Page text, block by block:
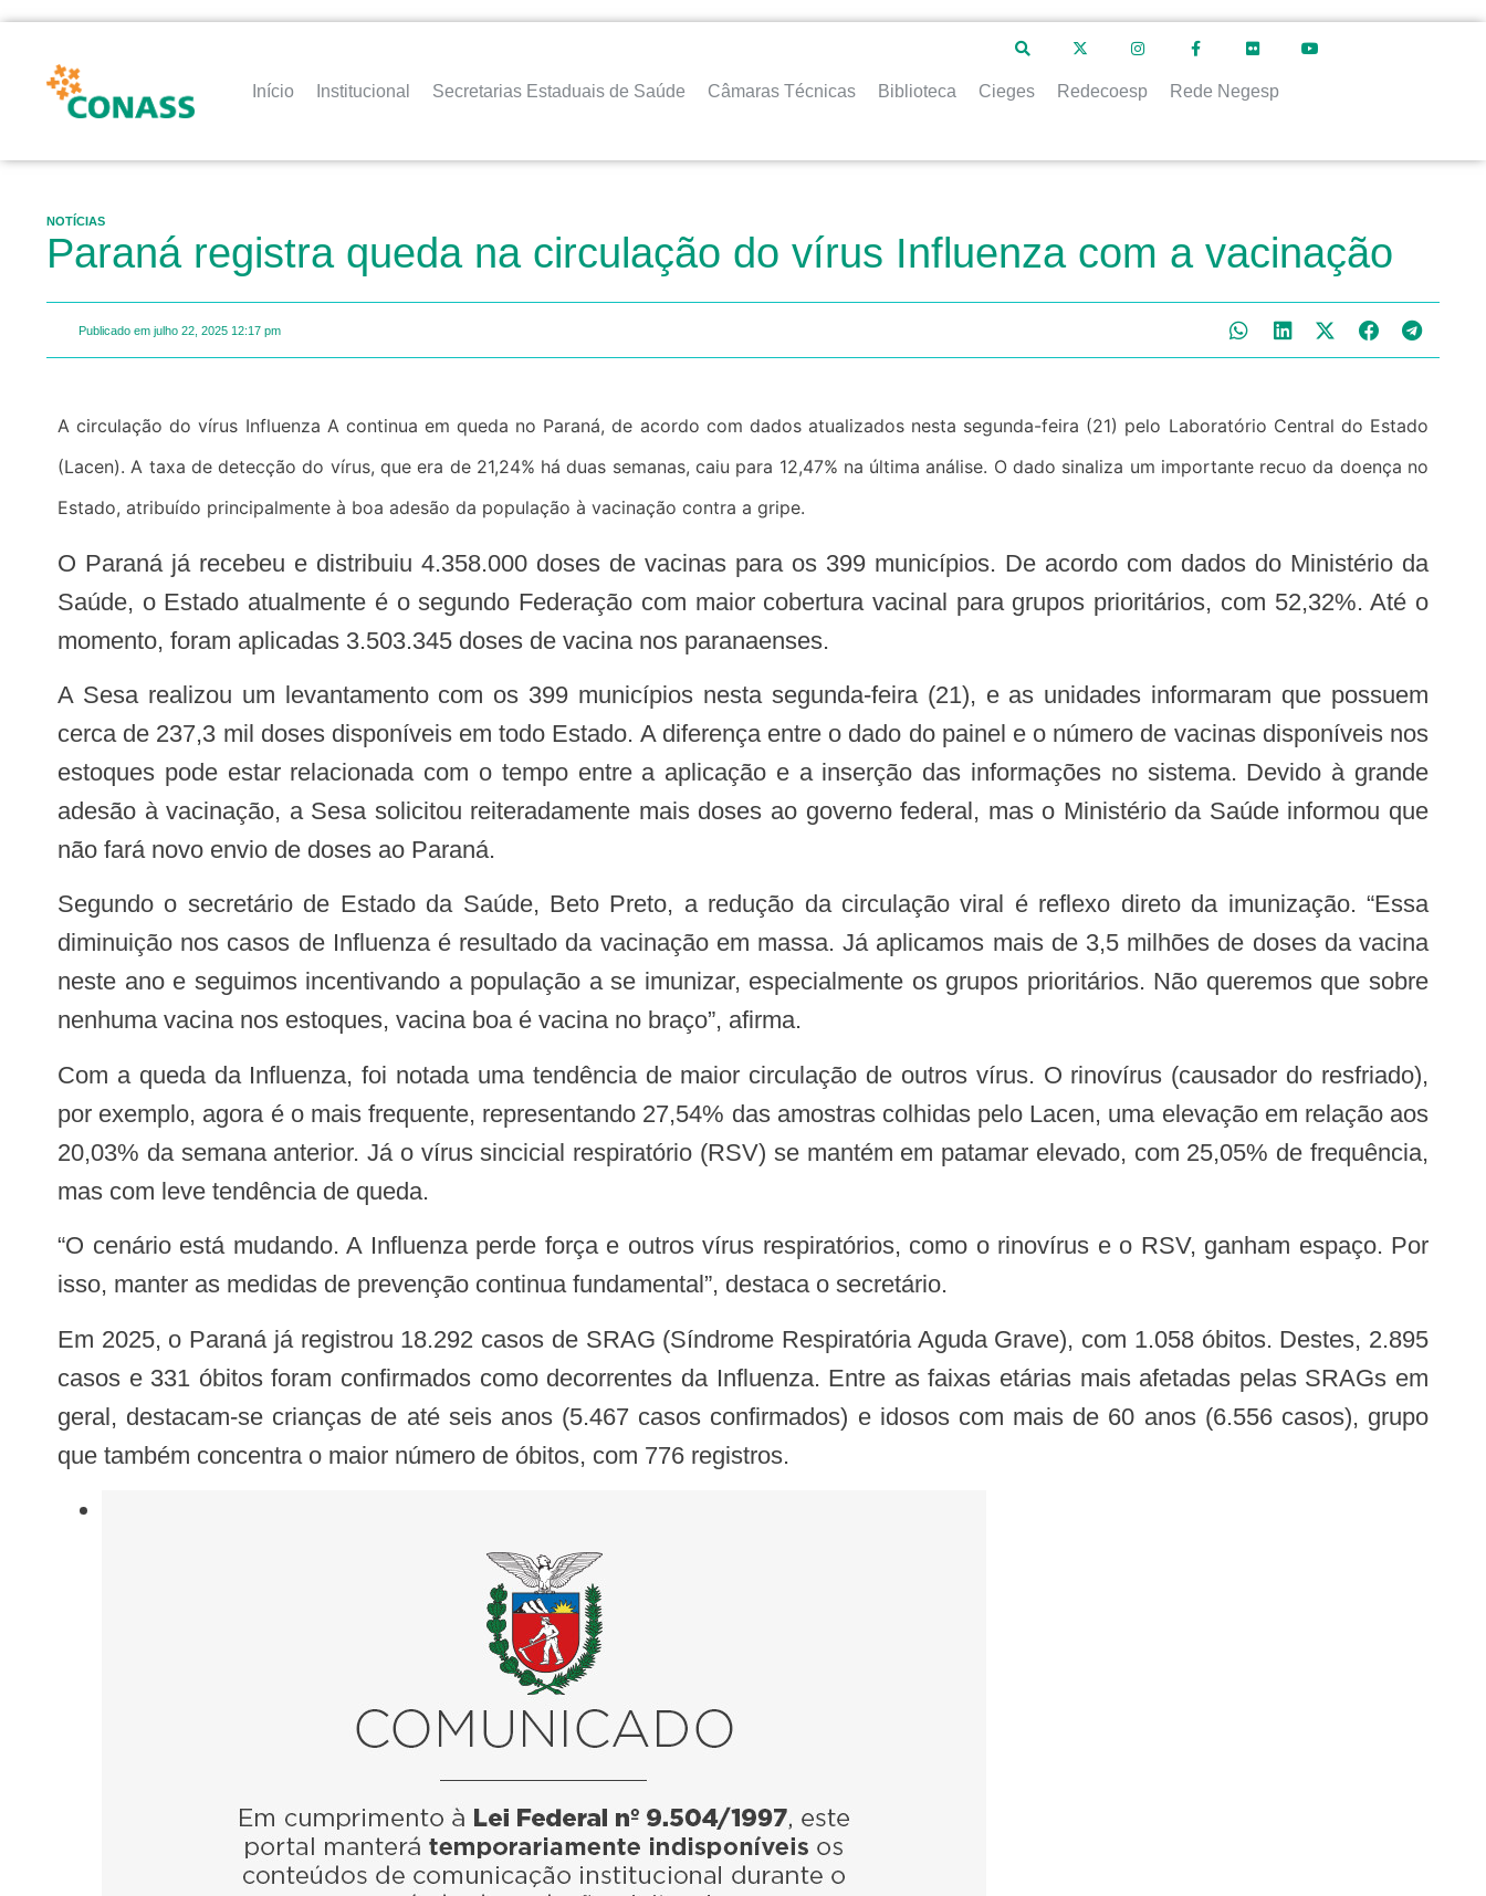
Início Institucional Secretarias Estaduais de Saúde Câmaras Técnicas Biblioteca Cieges Redecoesp Rede Negesp
NOTÍCIAS
Paraná registra queda na circulação do vírus Influenza com a vacinação
Publicado em julho 22, 2025 12:17 pm
A circulação do vírus Influenza A continua em queda no Paraná, de acordo com dados atualizados nesta segunda-feira (21) pelo Laboratório Central do Estado
(Lacen). A taxa de detecção do vírus, que era de 21,24% há duas semanas, caiu para 12,47% na última análise. O dado sinaliza um importante recuo da doença no
Estado, atribuído principalmente à boa adesão da população à vacinação contra a gripe.
O Paraná já recebeu e distribuiu 4.358.000 doses de vacinas para os 399 municípios. De acordo com dados do Ministério da
Saúde, o Estado atualmente é o segundo Federação com maior cobertura vacinal para grupos prioritários, com 52,32%. Até o
momento, foram aplicadas 3.503.345 doses de vacina nos paranaenses.
A Sesa realizou um levantamento com os 399 municípios nesta segunda-feira (21), e as unidades informaram que possuem
cerca de 237,3 mil doses disponíveis em todo Estado. A diferença entre o dado do painel e o número de vacinas disponíveis nos
estoques pode estar relacionada com o tempo entre a aplicação e a inserção das informações no sistema. Devido à grande
adesão à vacinação, a Sesa solicitou reiteradamente mais doses ao governo federal, mas o Ministério da Saúde informou que
não fará novo envio de doses ao Paraná.
Segundo o secretário de Estado da Saúde, Beto Preto, a redução da circulação viral é reflexo direto da imunização. “Essa
diminuição nos casos de Influenza é resultado da vacinação em massa. Já aplicamos mais de 3,5 milhões de doses da vacina
neste ano e seguimos incentivando a população a se imunizar, especialmente os grupos prioritários. Não queremos que sobre
nenhuma vacina nos estoques, vacina boa é vacina no braço”, afirma.
Com a queda da Influenza, foi notada uma tendência de maior circulação de outros vírus. O rinovírus (causador do resfriado),
por exemplo, agora é o mais frequente, representando 27,54% das amostras colhidas pelo Lacen, uma elevação em relação aos
20,03% da semana anterior. Já o vírus sincicial respiratório (RSV) se mantém em patamar elevado, com 25,05% de frequência,
mas com leve tendência de queda.
“O cenário está mudando. A Influenza perde força e outros vírus respiratórios, como o rinovírus e o RSV, ganham espaço. Por
isso, manter as medidas de prevenção continua fundamental”, destaca o secretário.
Em 2025, o Paraná já registrou 18.292 casos de SRAG (Síndrome Respiratória Aguda Grave), com 1.058 óbitos. Destes, 2.895
casos e 331 óbitos foram confirmados como decorrentes da Influenza. Entre as faixas etárias mais afetadas pelas SRAGs em
geral, destacam-se crianças de até seis anos (5.467 casos confirmados) e idosos com mais de 60 anos (6.556 casos), grupo
que também concentra o maior número de óbitos, com 776 registros.